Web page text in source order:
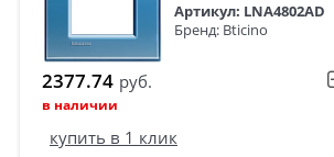
Артикул: LNA4802AD
Бренд: Bticino
2377.74 руб.
в наличии
купить в 1 клик